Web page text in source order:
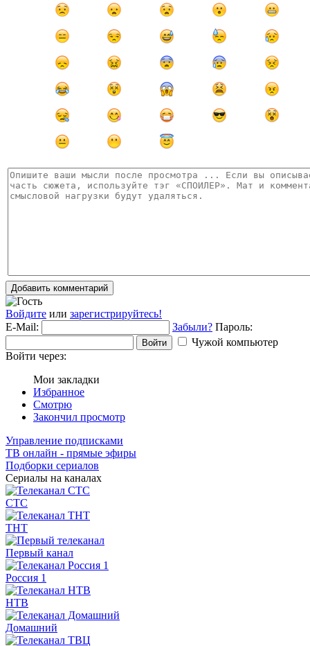
Добавить комментарий
Войдите или зарегистрируйтесь!
E-Mail:
Забыли? Пароль:
Войти
Чужой компьютер
Войти через:
Мои закладки
Избранное
Смотрю
Закончил просмотр
Управление подписками
ТВ онлайн - прямые эфиры
Подборки сериалов
Сериалы на каналах
СТС
ТНТ
Первый канал
Россия 1
НТВ
Домашний